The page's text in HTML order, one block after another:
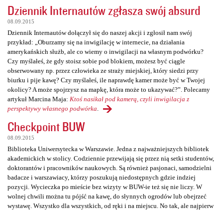
Dziennik Internautów zgłasza swój absurd
08.09.2015
Dziennik Internautów dołączył się do naszej akcji i zgłosił nam swój
przykład: „Oburzamy się na inwigilację w internecie, na działania
amerykańskich służb, ale co wiemy o inwigilacji na własnym podwórku?
Czy myślałeś, że gdy stoisz sobie pod blokiem, możesz być ciągle
obserwowany np. przez człowieka ze straży miejskiej, który siedzi przy
biurku i pije kawę? Czy myślałeś, ile naprawdę kamer może być w Twojej
okolicy? A może spojrzysz na mapkę, która może to ukazywać?”. Polecamy
artykuł Marcina Maja: Ktoś nasikał pod kamerą, czyli inwigilacja z
perspektywy własnego podwórka
Checkpoint BUW
08.09.2015
Biblioteka Uniwersytecka w Warszawie. Jedna z najważniejszych bibliotek
akademickich w stolicy. Codziennie przewijają się przez nią setki studentów,
doktorantów i pracowników naukowych. Są również pasjonaci, samodzielni
badacze i warszawiacy, którzy poszukują niedostępnych gdzie indziej
pozycji. Wycieczka po mieście bez wizyty w BUW-ie też się nie liczy. W
wolnej chwili można tu pójść na kawę, do słynnych ogrodów lub obejrzeć
wystawę. Wszystko dla wszystkich, od ręki i na miejscu. No tak, ale najpierw